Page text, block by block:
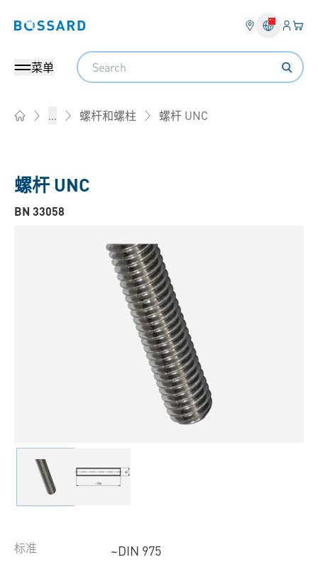
Bossard homepage 登入
您
菜单
Search
... 螺杆和螺柱 螺杆 UNC
螺杆 UNC
BN 33058
标准 ~DIN 975